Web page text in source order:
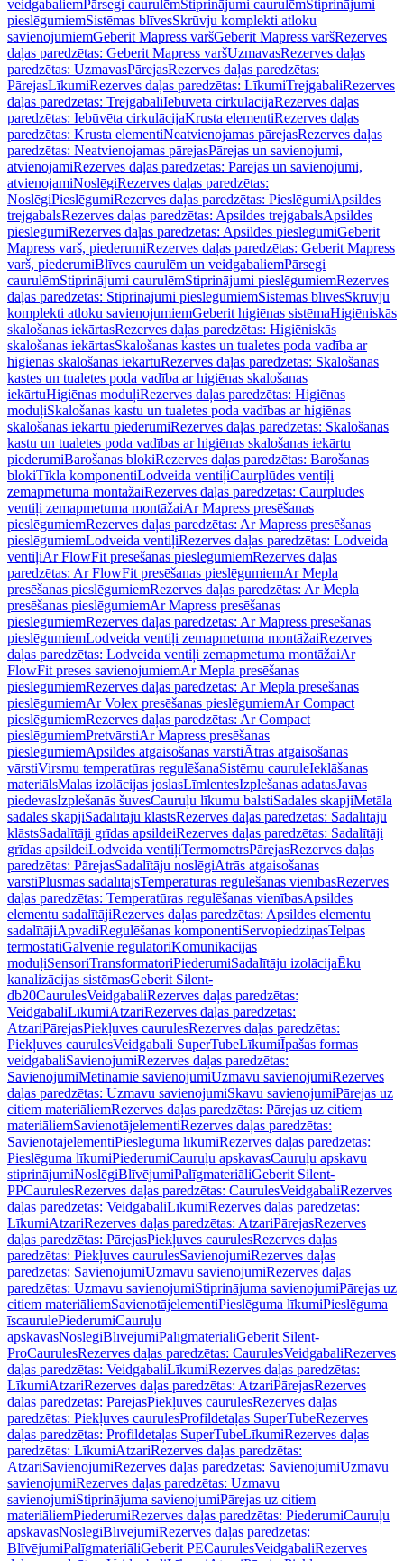
veidgabaliemPārsegi caurulēmStiprinājumi caurulēmStiprinājumi
pieslēgumiemSistēmas blīvesSkrūvju komplekti atloku
savienojumiemGeberit Mapress varšGeberit Mapress varšRezerves
daļas paredzētas: Geberit Mapress varšUzmavasRezerves daļas
paredzētas: UzmavasPārejasRezerves daļas paredzētas:
PārejasLīkumiRezerves daļas paredzētas: LīkumiTrejgabaliRezerves
daļas paredzētas: TrejgabaliIebūvēta cirkulācijaRezerves daļas
paredzētas: Iebūvēta cirkulācijaKrusta elementiRezerves daļas
paredzētas: Krusta elementiNeatvienojamas pārejasRezerves daļas
paredzētas: Neatvienojamas pārejasPārejas un savienojumi,
atvienojamiRezerves daļas paredzētas: Pārejas un savienojumi,
atvienojamiNoslēgiRezerves daļas paredzētas:
NoslēgiPieslēgumiRezerves daļas paredzētas: PieslēgumiApsildes
trejgabalsRezerves daļas paredzētas: Apsildes trejgabalsApsildes
pieslēgumiRezerves daļas paredzētas: Apsildes pieslēgumiGeberit
Mapress varš, piederumiRezerves daļas paredzētas: Geberit Mapress
varš, piederumiBlīves caurulēm un veidgabaliemPārsegi
caurulēmStiprinājumi caurulēmStiprinājumi pieslēgumiemRezerves
daļas paredzētas: Stiprinājumi pieslēgumiemSistēmas blīvesSkrūvju
komplekti atloku savienojumiemGeberit higiēnas sistēmaHigiēniskās
skalošanas iekārtasRezerves daļas paredzētas: Higiēniskās
skalošanas iekārtasSkalošanas kastes un tualetes poda vadība ar
higiēnas skalošanas iekārtuRezerves daļas paredzētas: Skalošanas
kastes un tualetes poda vadība ar higiēnas skalošanas
iekārtuHigiēnas moduļiRezerves daļas paredzētas: Higiēnas
moduļiSkalošanas kastu un tualetes poda vadības ar higiēnas
skalošanas iekārtu piederumiRezerves daļas paredzētas: Skalošanas
kastu un tualetes poda vadības ar higiēnas skalošanas iekārtu
piederumiBarošanas blokiRezerves daļas paredzētas: Barošanas
blokiTīkla komponentiLodveida ventiļiCaurplūdes ventiļi
zemapmetuma montāžaiRezerves daļas paredzētas: Caurplūdes
ventiļi zemapmetuma montāžaiAr Mapress presēšanas
pieslēgumiemRezerves daļas paredzētas: Ar Mapress presēšanas
pieslēgumiemLodveida ventiļiRezerves daļas paredzētas: Lodveida
ventiļiAr FlowFit presēšanas pieslēgumiemRezerves daļas
paredzētas: Ar FlowFit presēšanas pieslēgumiemAr Mepla
presēšanas pieslēgumiemRezerves daļas paredzētas: Ar Mepla
presēšanas pieslēgumiemAr Mapress presēšanas
pieslēgumiemRezerves daļas paredzētas: Ar Mapress presēšanas
pieslēgumiemLodveida ventiļi zemapmetuma montāžaiRezerves
daļas paredzētas: Lodveida ventiļi zemapmetuma montāžaiAr
FlowFit preses savienojumiemAr Mepla presēšanas
pieslēgumiemRezerves daļas paredzētas: Ar Mepla presēšanas
pieslēgumiemAr Volex presēšanas pieslēgumiemAr Compact
pieslēgumiemRezerves daļas paredzētas: Ar Compact
pieslēgumiemPretvārstiAr Mapress presēšanas
pieslēgumiemApsildes atgaisošanas vārstiĀtrās atgaisošanas
vārstiVirsmu temperatūras regulēšanaSistēmu cauruleIeklāšanas
materiālsMalas izolācijas joslasLīmlentesIzplešanas adatasJavas
piedevasIzplešanās šuvesCauruļu līkumu balstiSadales skapjiMetāla
sadales skapjiSadalītāju klāstsRezerves daļas paredzētas: Sadalītāju
klāstsSadalītāji grīdas apsildeiRezerves daļas paredzētas: Sadalītāji
grīdas apsildeiLodveida ventiļiTermometrsPārejasRezerves daļas
paredzētas: PārejasSadalītāju noslēgiĀtrās atgaisošanas
vārstiPlūsmas sadalītājsTemperatūras regulēšanas vienībasRezerves
daļas paredzētas: Temperatūras regulēšanas vienībasApsildes
elementu sadalītājiRezerves daļas paredzētas: Apsildes elementu
sadalītājiApvadiRegulēšanas komponentiServopiedziņasTelpas
termostatiGalvenie regulatoriKomunikācijas
moduļiSensoriTransformatoriPiederumiSadalītāju izolācijaĒku
kanalizācijas sistēmasGeberit Silent-
db20CaurulesVeidgabaliRezerves daļas paredzētas:
VeidgabaliLīkumiAtzariRezerves daļas paredzētas:
AtzariPārejasPiekļuves caurulesRezerves daļas paredzētas:
Piekļuves caurulesVeidgabali SuperTubeLīkumiĪpašas formas
veidgabaliSavienojumiRezerves daļas paredzētas:
SavienojumiMetināmie savienojumiUzmavu savienojumiRezerves
daļas paredzētas: Uzmavu savienojumiSkavu savienojumiPārejas uz
citiem materiāliemRezerves daļas paredzētas: Pārejas uz citiem
materiāliemSavienotājelementiRezerves daļas paredzētas:
SavienotājelementiPieslēguma līkumiRezerves daļas paredzētas:
Pieslēguma līkumiPiederumiCauruļu apskavasCauruļu apskavu
stiprinājumiNoslēgiBlīvējumiPalīgmateriāliGeberit Silent-
PPCaurulesRezerves daļas paredzētas: CaurulesVeidgabaliRezerves
daļas paredzētas: VeidgabaliLīkumiRezerves daļas paredzētas:
LīkumiAtzariRezerves daļas paredzētas: AtzariPārejasRezerves
daļas paredzētas: PārejasPiekļuves caurulesRezerves daļas
paredzētas: Piekļuves caurulesSavienojumiRezerves daļas
paredzētas: SavienojumiUzmavu savienojumiRezerves daļas
paredzētas: Uzmavu savienojumiStiprinājuma savienojumiPārejas uz
citiem materiāliemSavienotājelementiPieslēguma līkumiPieslēguma
īscaurulePiederumiCauruļu
apskavasNoslēgiBlīvējumiPalīgmateriāliGeberit Silent-
ProCaurulesRezerves daļas paredzētas: CaurulesVeidgabaliRezerves
daļas paredzētas: VeidgabaliLīkumiRezerves daļas paredzētas:
LīkumiAtzariRezerves daļas paredzētas: AtzariPārejasRezerves
daļas paredzētas: PārejasPiekļuves caurulesRezerves daļas
paredzētas: Piekļuves caurulesProfildetaļas SuperTubeRezerves
daļas paredzētas: Profildetaļas SuperTubeLīkumiRezerves daļas
paredzētas: LīkumiAtzariRezerves daļas paredzētas:
AtzariSavienojumiRezerves daļas paredzētas: SavienojumiUzmavu
savienojumiRezerves daļas paredzētas: Uzmavu
savienojumiStiprinājuma savienojumiPārejas uz citiem
materiāliemPiederumiRezerves daļas paredzētas: PiederumiCauruļu
apskavasNoslēgiBlīvējumiRezerves daļas paredzētas:
BlīvējumiPalīgmateriāliGeberit PECaurulesVeidgabaliRezerves